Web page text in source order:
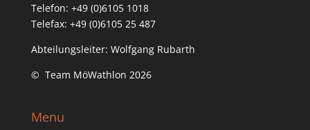
Telefon: +49 (0)6105 1018
Telefax: +49 (0)6105 25 487
Abteilungsleiter: Wolfgang Rubarth
© Team MöWathlon 2026
Menu